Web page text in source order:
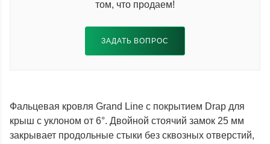
том, что продаем!
ЗАДАТЬ ВОПРОС
Фальцевая кровля Grand Line с покрытием Drap для
крыш с уклоном от 6°. Двойной стоячий замок 25 мм
закрывает продольные стыки без сквозных отверстий,